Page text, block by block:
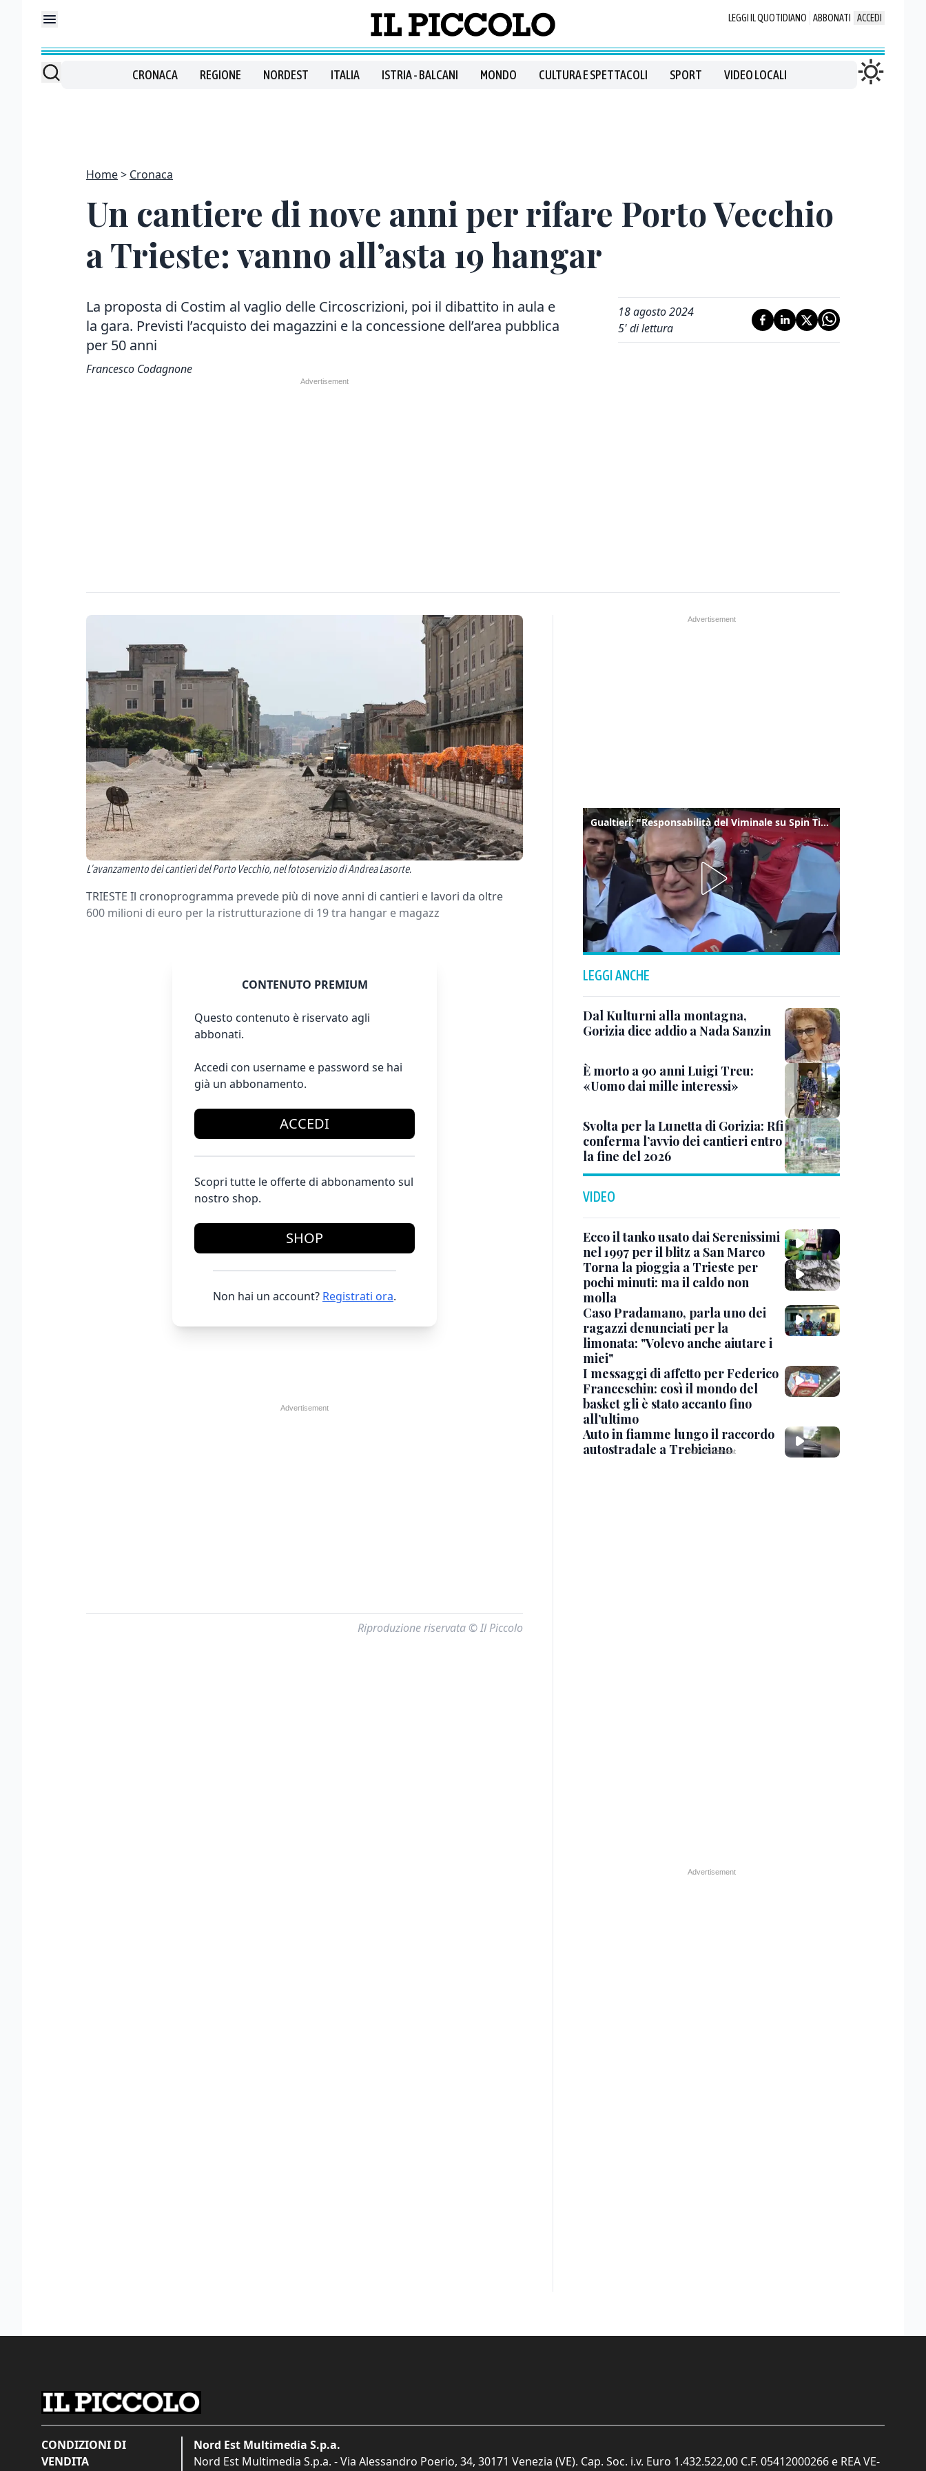
LEGGI IL QUOTIDIANO ABBONATI ACCEDI
CRONACA REGIONE NORDEST ITALIA ISTRIA - BALCANI MONDO CULTURA E SPETTACOLI SPORT VIDEO LOCALI
Home Cronaca
Un cantiere di nove anni per rifare Porto Vecchio
a Trieste: vanno all’asta 19 hangar
La proposta di Costim al vaglio delle Circoscrizioni, poi il dibattito in aula e
la gara. Previsti l’acquisto dei magazzini e la concessione dell’area pubblica
per 50 anni
Francesco Codagnone
18 agosto 2024
5' di lettura
L’avanzamento dei cantieri del Porto Vecchio, nel fotoservizio di Andrea Lasorte.
TRIESTE Il cronoprogramma prevede più di nove anni di cantieri e lavori da oltre
600 milioni di euro per la ristrutturazione di 19 tra hangar e magazz
CONTENUTO PREMIUM
Questo contenuto è riservato agli
abbonati.
Accedi con username e password se hai
già un abbonamento.
ACCEDI
Scopri tutte le offerte di abbonamento sul
nostro shop.
SHOP
Non hai un account? Registrati ora.
Riproduzione riservata © Il Piccolo
Gualtieri: "Responsabilità del Viminale su Spin Time? La posizione dei partiti è nota"
LEGGI ANCHE
Dal Kulturni alla montagna,
Gorizia dice addio a Nada Sanzin
È morto a 90 anni Luigi Treu:
«Uomo dai mille interessi»
Svolta per la Lunetta di Gorizia: Rfi
conferma l’avvio dei cantieri entro
la fine del 2026
VIDEO
Ecco il tanko usato dai Serenissimi
nel 1997 per il blitz a San Marco
Torna la pioggia a Trieste per
pochi minuti: ma il caldo non
molla
Caso Pradamano, parla uno dei
ragazzi denunciati per la
limonata: "Volevo anche aiutare i
miei"
I messaggi di affetto per Federico
Franceschin: così il mondo del
basket gli è stato accanto fino
all’ultimo
Auto in fiamme lungo il raccordo
autostradale a Trebiciano
CONDIZIONI DI
VENDITA
Nord Est Multimedia S.p.a.
Nord Est Multimedia S.p.a. - Via Alessandro Poerio, 34, 30171 Venezia (VE). Cap. Soc. i.v. Euro 1.432.522,00 C.F. 05412000266 e REA VE-